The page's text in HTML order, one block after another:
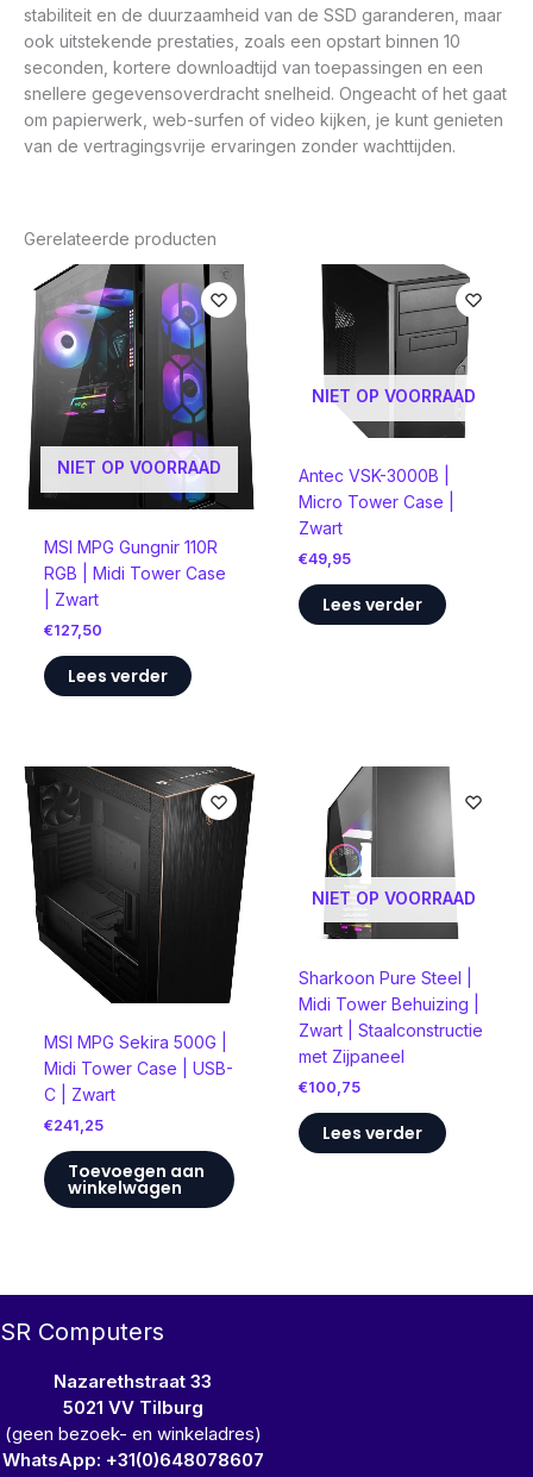
stabiliteit en de duurzaamheid van de SSD garanderen, maar
ook uitstekende prestaties, zoals een opstart binnen 10
seconden, kortere downloadtijd van toepassingen en een
snellere gegevensoverdracht snelheid. Ongeacht of het gaat
om papierwerk, web-surfen of video kijken, je kunt genieten
van de vertragingsvrije ervaringen zonder wachttijden.
Gerelateerde producten
NIET OP VOORRAAD
MSI MPG Gungnir 110R
RGB | Midi Tower Case
| Zwart
€127,50
Lees verder
NIET OP VOORRAAD
Antec VSK-3000B |
Micro Tower Case |
Zwart
€49,95
Lees verder
MSI MPG Sekira 500G |
Midi Tower Case | USB-
C | Zwart
€241,25
Toevoegen aan
winkelwagen
NIET OP VOORRAAD
Sharkoon Pure Steel |
Midi Tower Behuizing |
Zwart | Staalconstructie
met Zijpaneel
€100,75
Lees verder
SR Computers
Nazarethstraat 33
5021 VV Tilburg
(geen bezoek- en winkeladres)
WhatsApp: +31(0)648078607